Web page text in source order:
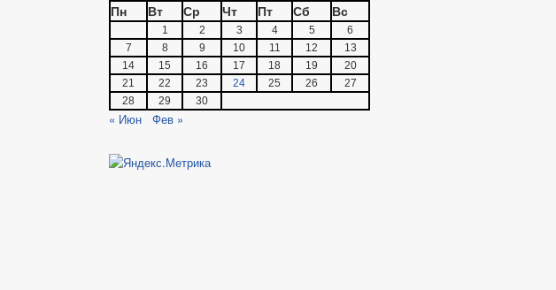
Пн
Вт Ср Чт Пт Сб Вс
1 2 3 4 5
6
7
8 9 10 11 12
13
14
15 16 17 18 19
20
21
22 23 24 25 26
27
28
29 30
« Июн Фев »